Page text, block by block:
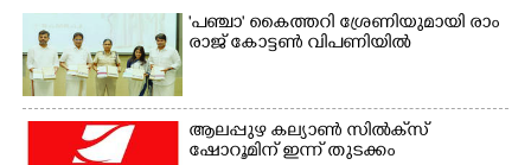
'​പ​ഞ്ചാ​'​ ​കൈ​ത്ത​റി​ ​ശ്രേ​ണി​യു​മാ​യി​ ​രാം​
രാ​ജ് ​കോ​ട്ടൺ വിപണിയിൽ
ആലപ്പുഴ കല്യാൺ സിൽക്‌സ്
ഷോറൂമിന് ഇന്ന് തുടക്കം